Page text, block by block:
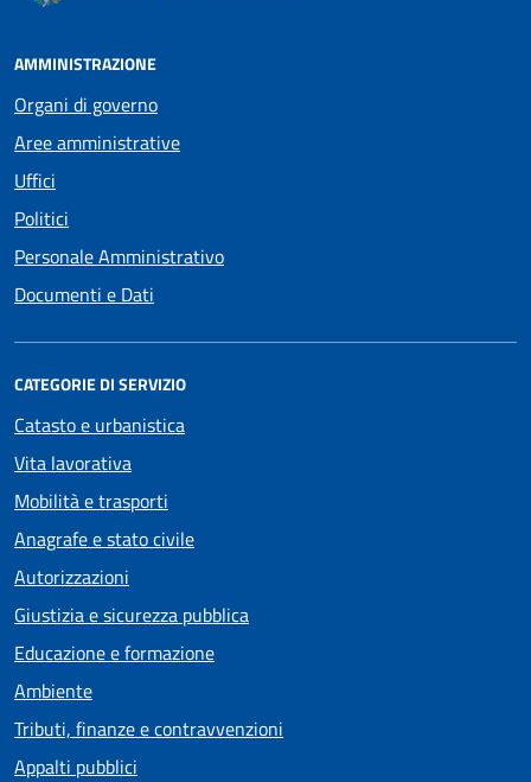
AMMINISTRAZIONE
Organi di governo
Aree amministrative
Uffici
Politici
Personale Amministrativo
Documenti e Dati
CATEGORIE DI SERVIZIO
Catasto e urbanistica
Vita lavorativa
Mobilità e trasporti
Anagrafe e stato civile
Autorizzazioni
Giustizia e sicurezza pubblica
Educazione e formazione
Ambiente
Tributi, finanze e contravvenzioni
Appalti pubblici